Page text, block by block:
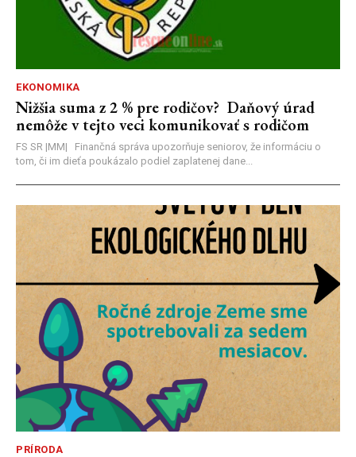
EKONOMIKA
Nižšia suma z 2 % pre rodičov? Daňový úrad
nemôže v tejto veci komunikovať s rodičom
FS SR |MM| Finančná správa upozorňuje seniorov, že informáciu o
tom, či im dieťa poukázalo podiel zaplatenej dane...
PRÍRODA